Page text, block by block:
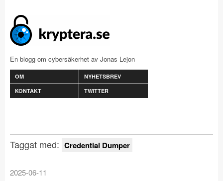
En blogg om cybersäkerhet av Jonas Lejon
OM
NYHETSBREV
KONTAKT
TWITTER
Taggat med: Credential Dumper
2025-06-11